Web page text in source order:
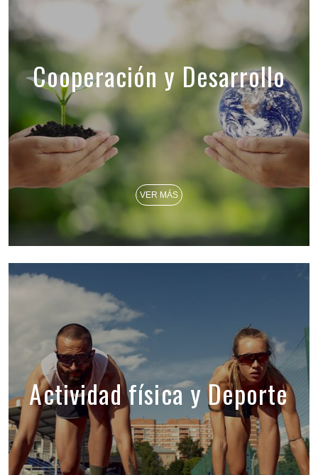
Cooperación y Desarrollo
VER MÁS
Actividad física y Deporte